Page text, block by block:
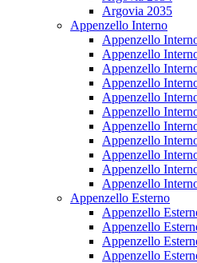
Argovia 2035
Appenzello Interno
Appenzello
Appenzello
Appenzello
Appenzello
Appenzello
Appenzello
Appenzello
Appenzello
Appenzello
Appenzello
Appenzello
Appenzello Esterno
Appenzello
Appenzello
Appenzello
Appenzello